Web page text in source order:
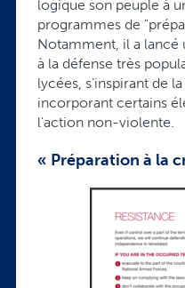
logique son peuple à
programmes de
Notamment, il a lancé
à la défense très
lycées, s’inspirant de
incorporant certains
l'action non-violente.
« Préparation à la